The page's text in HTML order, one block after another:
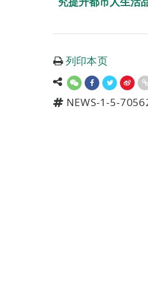
列印本页
NEWS-1-5-